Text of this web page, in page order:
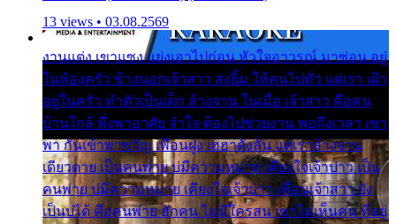
13 views • 03.08.2569
งานแต่ง เขาแซง แย่งเอาไปก่อน หัวใจอาวรณ์ มาซ่อน อยู่
ในห้องครัว ข้างนอกเจ้าสาว ส่งยิ้ม ให้คนไปทั่ว แต่เรา เฝ้า
อยู่ในครัว ทำตัวเป็นเด็ก ล้างจาน ในเมื่อ เจ้าสาว คือคน
บ้านใกล้ พึ่งพาอาศัย จำใจ ต้องไปช่วยงาน พอถึงเวลา เขา
พา กันเข้าพาขวัญ เพื่อนฝูง เฮฮาดังลั่น แต่เราล้างจาน
เดียวดาย เป็นคนพ่าย บ่มีความหมาย เคียงใจเจ้าบ่าว เป็น
คนพ่าย บ่มีความหมาย เคียงใจเจ้าบ่าว เพื่อนเจ้าสาว ยัง
เป็นบ่ได้ คือคนพ่าย ฮักคน ไม่มีใครสน เขาไม่เห็นคน ที่อยู่